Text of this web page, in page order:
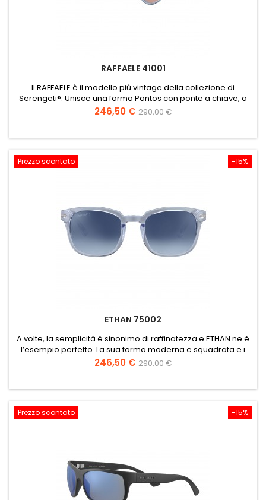
RAFFAELE 41001
Il RAFFAELE è il modello più vintage della collezione di
Serengeti®. Unisce una forma Pantos con ponte a chiave, a
raffinati inserti in metallo. Il risultato è un design retro e non
convenzionale.
Prezzo
246,50 € Prezzo
290,00 €
-15%
Prezzo scontato
ETHAN 75002
A volte, la semplicità è sinonimo di raffinatezza e ETHAN ne è
l’esempio perfetto. La sua forma moderna e squadrata e i
bordi strutturali gli conferiscono un tocco vintage,
rendendolo un accessorio indispensabile. Questi occhiali da
prodotti con acetato ecosostenibile realizzato a mano e...
Prezzo
246,50 € Prezzo
290,00 €
-15%
Prezzo scontato